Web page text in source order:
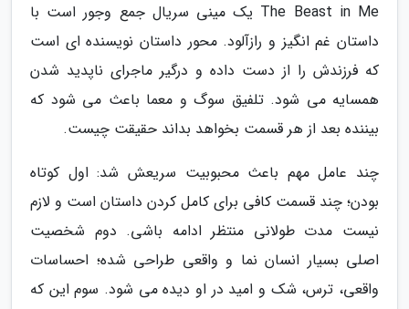
The Beast in Me یک مینی سریال جمع وجور است با
داستان غم انگیز و رازآلود. محور داستان نویسنده ای است
که فرزندش را از دست داده و درگیر ماجرای ناپدید شدن
همسایه می شود. تلفیق سوگ و معما باعث می شود که
بیننده بعد از هر قسمت بخواهد بداند حقیقت چیست.
چند عامل مهم باعث محبوبیت سریعش شد: اول کوتاه
بودن؛ چند قسمت کافی برای کامل کردن داستان است و لازم
نیست مدت طولانی منتظر ادامه باشی. دوم شخصیت
اصلی بسیار انسان نما و واقعی طراحی شده؛ احساسات
واقعی، ترس، شک و امید در او دیده می شود. سوم این که